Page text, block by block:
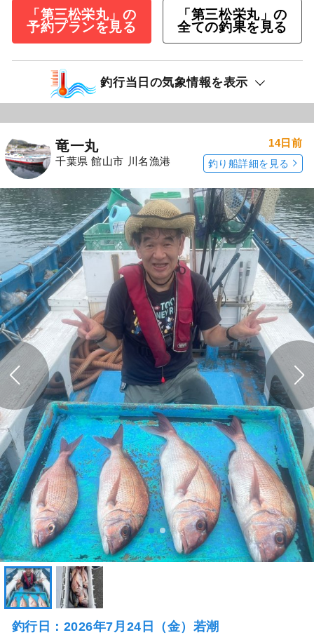
「第三松栄丸」の
予約プランを見る
「第三松栄丸」の
全ての釣果を見る
釣行当日の気象情報を表示
竜一丸
千葉県 館山市 川名漁港
14日前
釣り船詳細を見る
釣行日：2026年7月24日（金）若潮